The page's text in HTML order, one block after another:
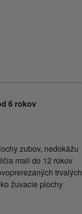
6 rokov
zubov, nedokážu
mali do 12 rokov
trvalých
žuvacie plochy